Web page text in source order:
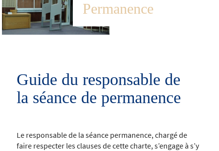
Permanence
Guide du responsable de
la séance de permanence
Le responsable de la séance permanence, chargé de
faire respecter les clauses de cette charte, s’engage à s’y